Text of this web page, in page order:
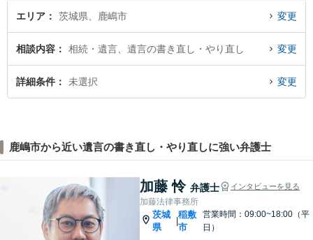
エリア 茨城県、鹿嶋市 変更
相談内容 相続・遺言、遺言の書き直し・やり直し 変更
詳細条件 未選択 変更
鹿嶋市から近い遺言の書き直し・やり直しに強い弁護士
加藤 怜 弁護士 インタビューを見る
加藤法律事務所
茨城
県
|
稲敷
市
営業時間：09:00~18:00（平
日）